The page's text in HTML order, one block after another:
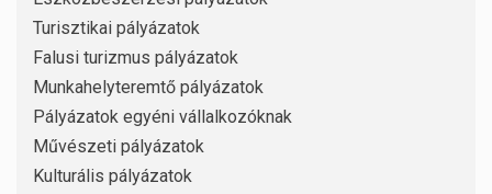
Turisztikai pályázatok
Falusi turizmus pályázatok
Munkahelyteremtő pályázatok
Pályázatok egyéni vállalkozóknak
Művészeti pályázatok
Kulturális pályázatok